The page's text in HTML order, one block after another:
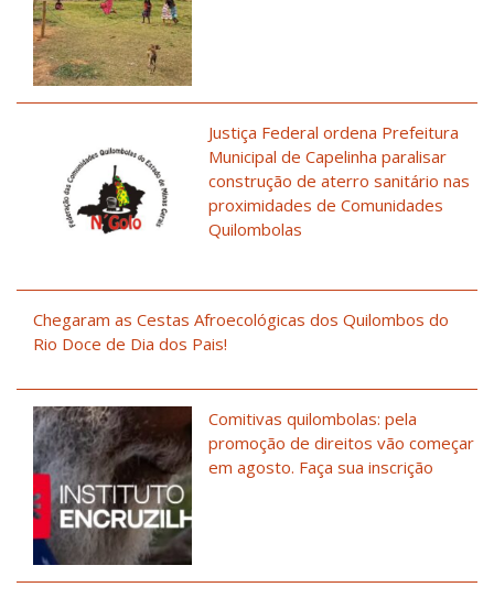
Justiça Federal ordena Prefeitura
Municipal de Capelinha paralisar
construção de aterro sanitário nas
proximidades de Comunidades
Quilombolas
Chegaram as Cestas Afroecológicas dos Quilombos do
Rio Doce de Dia dos Pais!
Comitivas quilombolas: pela
promoção de direitos vão começar
em agosto. Faça sua inscrição